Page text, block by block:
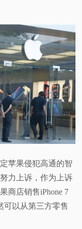
苹果侵犯高通的智
力上诉，作为上诉
商店销售iPhone 7
可以从第三方零售